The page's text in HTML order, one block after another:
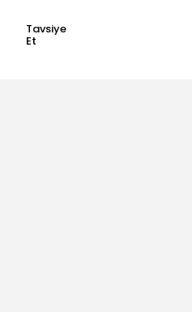
Tavsiye
Et